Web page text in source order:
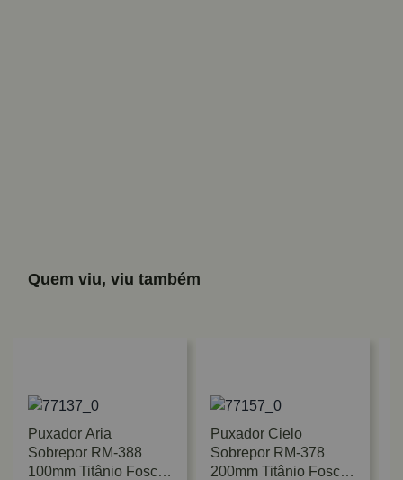
Quem viu, viu também
Puxador Aria
Sobrepor RM-388
100mm Titânio Fosco
Puxador Cielo
Sobrepor RM-378
200mm Titânio Fosco